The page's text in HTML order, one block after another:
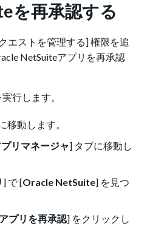
を再承認する
エストを管理する] 権限を追
NetSuiteアプリを再承認
行します。
移動します。
リマネージャ] タブに移動し
] で [Oracle NetSuite] を見つ
アプリを再承認] をクリックし